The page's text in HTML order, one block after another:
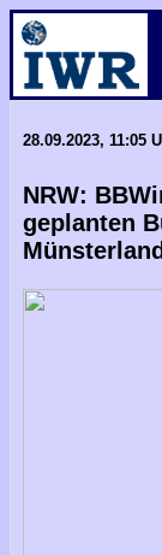
28.09.2023, 11:05
NRW:
geplanten